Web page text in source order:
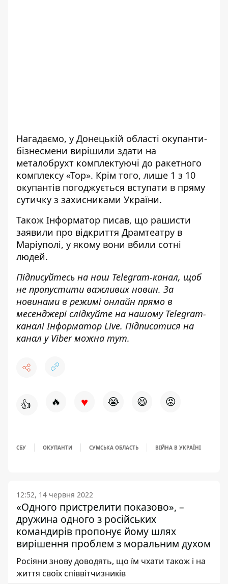
Нагадаємо, у Донецькій області окупанти-
бізнесмени вирішили здати на
металобрухт комплектуючі до ракетного
комплексу «Тор». Крім того, лише 1 з 10
окупантів погоджується вступати в пряму
сутичку з захисниками України.
Також Інформатор писав, що рашисти
заявили про відкриття Драмтеатру в
Маріуполі, у якому вони вбили сотні
людей.
Підписуйтесь на наш Telegram-канал, щоб
не пропустити важливих новин. За
новинами в режимі онлайн прямо в
месенджері слідкуйте на нашому Telegram-
каналі Інформатор Live. Підписатися на
канал у Viber можна тут.
👍 🔥 ♥ 😭 😆 😡
СБУ ОКУПАНТИ СУМСЬКА ОБЛАСТЬ ВІЙНА В УКРАЇНІ
12:52, 14 червня 2022
«Одного пристрелити показово», –
дружина одного з російських
командирів пропонує йому шлях
вирішення проблем з моральним духом
Росіяни знову доводять, що їм чхати також і на
життя своїх співвітчизників